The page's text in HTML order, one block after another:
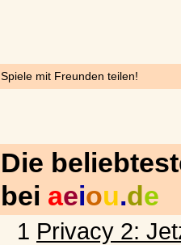
Spiele mit Freunden teilen!
Die
bei aeiou.de
1 Privacy 2: